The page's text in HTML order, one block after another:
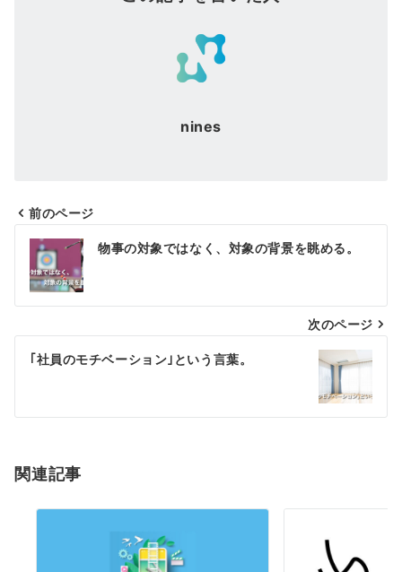
nines
投
稿
ナ
ビ
ゲ
シ
ン
前のページ
物事の対象ではなく、対象の背景を眺める。
次のページ
｢社員のモチベーション｣という言葉。
関連記事